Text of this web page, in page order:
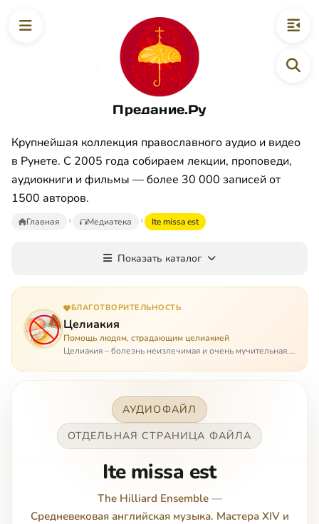
Предание.Ру
Крупнейшая коллекция православного аудио и видео
в Рунете. С 2005 года собираем лекции, проповеди,
аудиокниги и фильмы — более 30 000 записей от
1500 авторов.
Главная Медиатека Ite missa est
Показать каталог
БЛАГОТВОРИТЕЛЬНОСТЬ
Целиакия
Помощь людям, страдающим целиакией
Целиакия – болезнь неизлечимая и очень мучительная.
целиакией страдает в одиночестве, не представляя
АУДИОФАЙЛ
ОТДЕЛЬНАЯ СТРАНИЦА ФАЙЛА
Ite missa est
The Hilliard Ensemble—
Средневековая английская музыка. Мастера XIV и